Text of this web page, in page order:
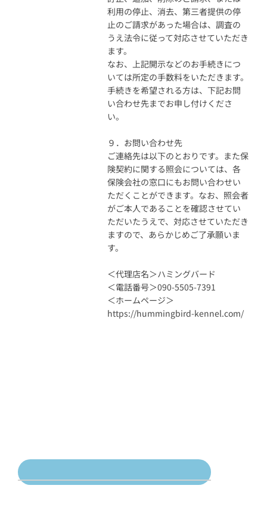
利用の停止、消去、第三者提供の停
止のご請求があった場合は、調査の
うえ法令に従って対応させていただき
ます。
なお、上記開示などのお手続きにつ
いては所定の手数料をいただきます。
手続きを希望される方は、下記お問
い合わせ先までお申し付けくださ
い。
９．お問い合わせ先
ご連絡先は以下のとおりです。また保
険契約に関する照会については、各
保険会社の窓口にもお問い合わせい
ただくことができます。なお、照会者
がご本人であることを確認させてい
ただいたうえで、対応させていただき
ますので、あらかじめご了承願いま
す。
＜代理店名＞ハミングバード
＜電話番号＞090-5505-7391
＜ホームページ＞
https://hummingbird-kennel.com/